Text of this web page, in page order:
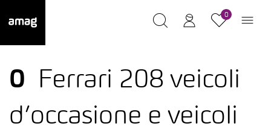
0
0
Ferrari 208 veicoli
d’occasione e veicoli